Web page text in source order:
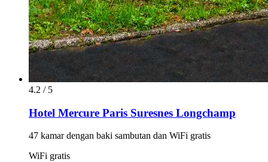
4.2 / 5
Hotel Mercure Paris Suresnes Longchamp
47 kamar dengan baki sambutan dan WiFi gratis
WiFi gratis